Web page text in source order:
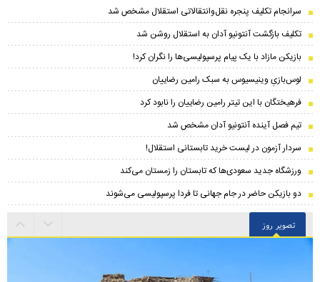
سرانجام تکلیف پنجره نقل‌وانتقالاتی استقلال مشخص شد
تکلیف بازگشت آنتونیو آدان به استقلال روشن شد
بازیکن مازاد با یک پیام پرسپولیسی‌ها را نگران کرد!
لوس‌بازیِ وینیسیوس به سبک رامین رضاییان
فرهیختگان با این تیتر رامین رضاییان را نابود کرد
تیم فصل آینده آنتونیو آدان مشخص شد
سردار آزمون در لیست خرید تابستانی استقلال!
ورزشگاه جدید سعودی‌ها که تابستان را زمستان می‌کند
دو بازیکن حاضر در جام جهانی تا فردا پرسپولیسی می‌شوند
تصویر روز